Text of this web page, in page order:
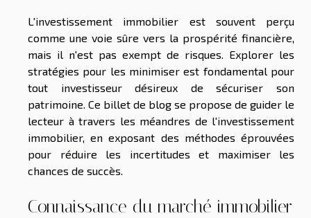
L'investissement immobilier est souvent perçu
comme une voie sûre vers la prospérité financière,
mais il n'est pas exempt de risques. Explorer les
stratégies pour les minimiser est fondamental pour
tout investisseur désireux de sécuriser son
patrimoine. Ce billet de blog se propose de guider le
lecteur à travers les méandres de l'investissement
immobilier, en exposant des méthodes éprouvées
pour réduire les incertitudes et maximiser les
chances de succès.
Connaissance du marché immobilier